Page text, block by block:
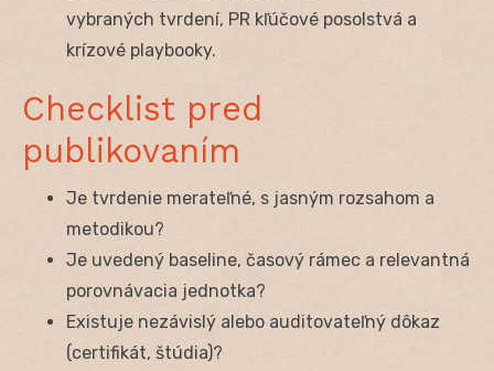
vybraných tvrdení, PR kľúčové posolstvá a
krízové playbooky.
Checklist pred
publikovaním
Je tvrdenie merateľné, s jasným rozsahom a
metodikou?
Je uvedený baseline, časový rámec a relevantná
porovnávacia jednotka?
Existuje nezávislý alebo auditovateľný dôkaz
(certifikát, štúdia)?